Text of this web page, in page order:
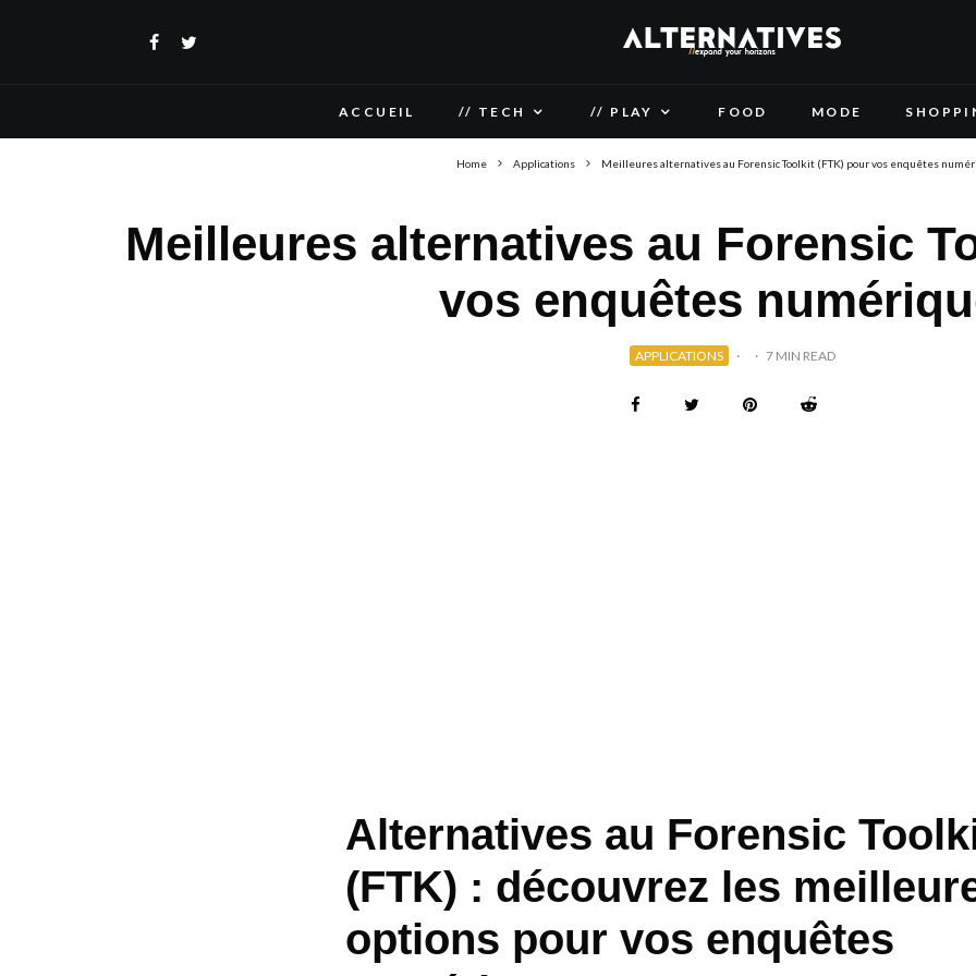
ACCUEIL // TECH // PLAY FOOD MODE
Home Applications Meilleures alternatives au Forensic Toolkit (FTK) pour vos enquêtes
Meilleures alternatives au Forensic
vos enquêtes
APPLICATIONS · · 7 MIN READ
Alternatives au Forensic
(FTK) : découvrez les
options pour vos enquêtes